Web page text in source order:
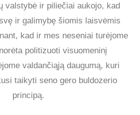
valstybė ir piliečiai aukojo, kad
ir galimybę šiomis laisvėmis
kad ir mes neseniai turėjome
politizuoti visuomeninį
valdančiąją daugumą, kuri
taikyti seno gero buldozerio
principą.